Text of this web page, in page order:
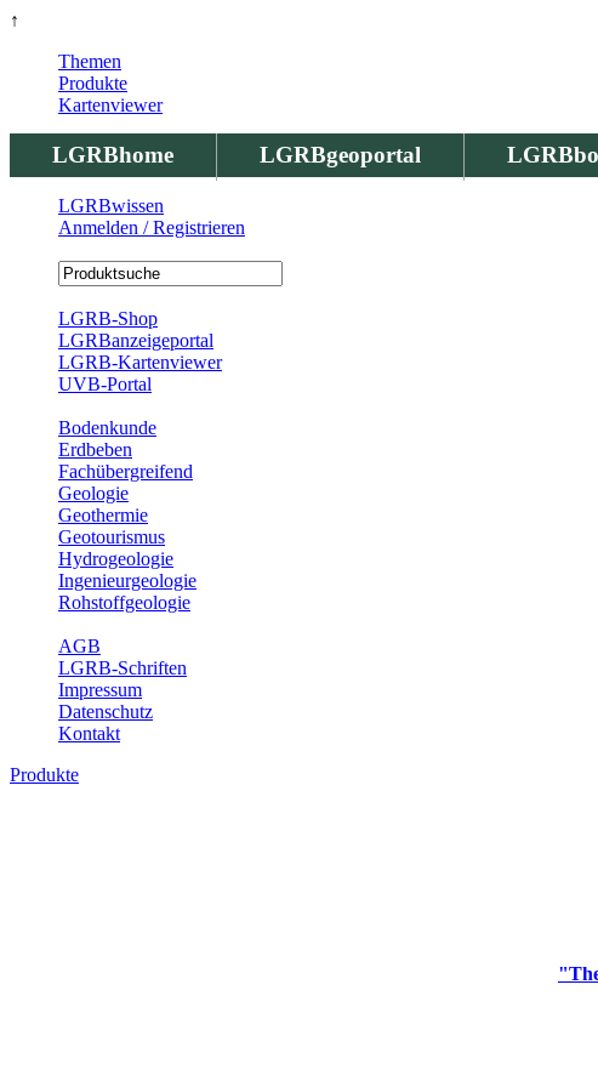
↑
LGRBhome LGRBgeoportal
Themen
Produkte
Kartenviewer
LGRBwissen
Anmelden / Registrieren
LGRB-Shop
LGRBanzeigeportal
LGRB-Kartenviewer
UVB-Portal
Bodenkunde
Erdbeben
Fachübergreifend
Geologie
Geothermie
Geotourismus
Hydrogeologie
Ingenieurgeologie
Rohstoffgeologie
AGB
LGRB-Schriften
Impressum
Datenschutz
Kontakt
Produkte